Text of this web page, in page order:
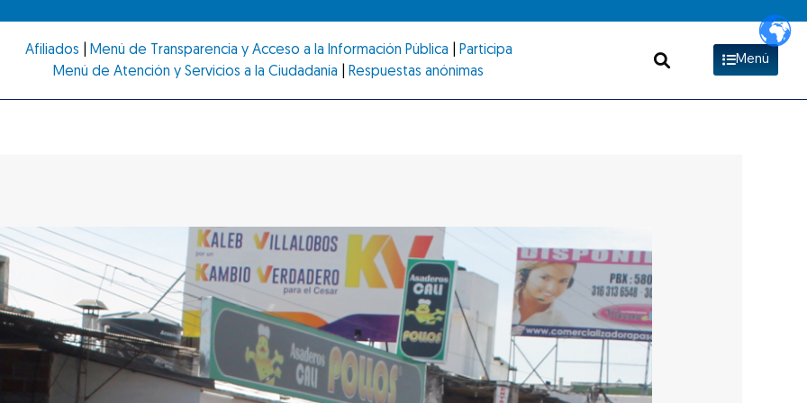
Afiliados Menú de Transparencia y Acceso a la Información Pública
Participa
Menú de Atención y Servicios a la Ciudadanía
Respuestas anónimas
Menú